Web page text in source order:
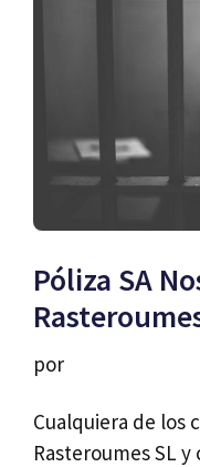
Póliza SA
por
Cualquiera de los
Rasteroumes SL